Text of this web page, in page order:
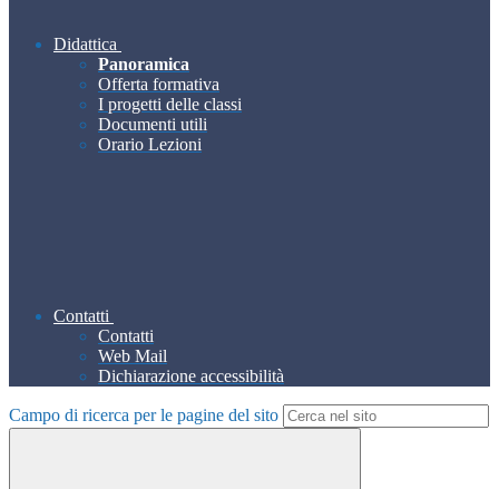
Didattica
Panoramica
Offerta formativa
I progetti delle classi
Documenti utili
Orario Lezioni
Contatti
Contatti
Web Mail
Dichiarazione accessibilità
Campo di ricerca per le pagine del sito